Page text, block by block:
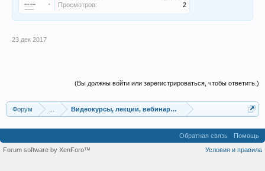
Просмотров:
2
23 дек 2017
(Вы должны войти или зарегистрироваться, чтобы ответить.)
Форум Видеокурсы, лекции, вебинары, учебный материал
Обратная связь
Помощь
Условия и правила
Forum software by XenForo™